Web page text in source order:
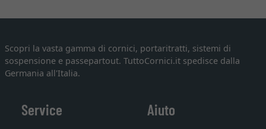
Scopri la vasta gamma di cornici, portaritratti, sistemi di
sospensione e passepartout. TuttoCornici.it spedisce dalla
Germania all'Italia.
Service Aiuto